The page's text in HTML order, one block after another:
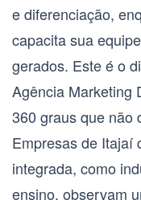
e diferenciação,
capacita sua
gerados. Este é o
Agência Marketing
360 graus que não
Empresas de Itajaí
integrada, como
ensino, observam